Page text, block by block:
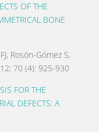
OF THE
BONE
Rosón-Gómez S,
70 (4): 925-930
FOR THE
DEFECTS: A